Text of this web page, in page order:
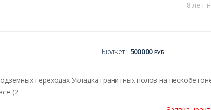
8 лет
Бюджет: 500000 РУБ.
переходах Укладка гранитных полов на
(2 ......